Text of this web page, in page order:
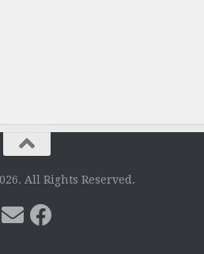
All Rights Reserved.